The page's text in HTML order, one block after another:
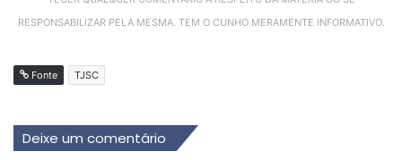
RESPONSABILIZAR PELA MESMA. TEM O CUNHO MERAMENTE INFORMATIVO.
Fonte TJSC
Deixe um comentário